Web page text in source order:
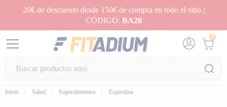
20€ de descuento desde 150€ de compra en todo el sitio |
CÓDIGO: BA20
0
Inicio Salud Superalimentos Espirulina